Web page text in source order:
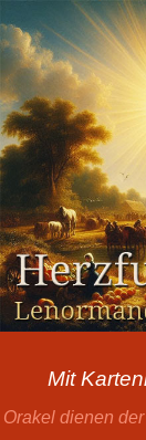
Mit
Orakel dienen